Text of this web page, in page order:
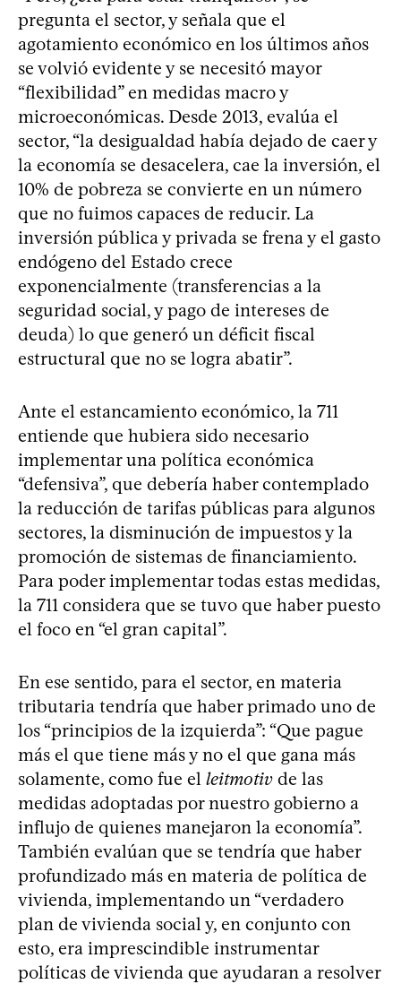
pregunta el sector, y señala que el
agotamiento económico en los últimos años
se volvió evidente y se necesitó mayor
“flexibilidad” en medidas macro y
microeconómicas. Desde 2013, evalúa el
sector, “la desigualdad había dejado de caer y
la economía se desacelera, cae la inversión, el
10% de pobreza se convierte en un número
que no fuimos capaces de reducir. La
inversión pública y privada se frena y el gasto
endógeno del Estado crece
exponencialmente (transferencias a la
seguridad social, y pago de intereses de
deuda) lo que generó un déficit fiscal
estructural que no se logra abatir”.
Ante el estancamiento económico, la 711
entiende que hubiera sido necesario
implementar una política económica
“defensiva”, que debería haber contemplado
la reducción de tarifas públicas para algunos
sectores, la disminución de impuestos y la
promoción de sistemas de financiamiento.
Para poder implementar todas estas medidas,
la 711 considera que se tuvo que haber puesto
el foco en “el gran capital”.
En ese sentido, para el sector, en materia
tributaria tendría que haber primado uno de
los “principios de la izquierda”: “Que pague
más el que tiene más y no el que gana más
solamente, como fue el leitmotiv de las
medidas adoptadas por nuestro gobierno a
influjo de quienes manejaron la economía”.
También evalúan que se tendría que haber
profundizado más en materia de política de
vivienda, implementando un “verdadero
plan de vivienda social y, en conjunto con
esto, era imprescindible instrumentar
políticas de vivienda que ayudaran a resolver